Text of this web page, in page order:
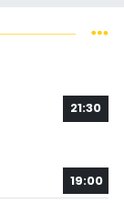
21:30
19:00